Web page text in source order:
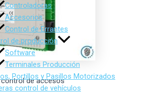
Controladoras
Accesorios
Control de Errantes
de producción
Software
Terminales Producción
Portillos y Pasillos Motorizados
control de vehículos
de accesos